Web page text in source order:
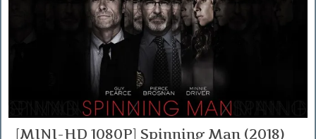
[MINI-HD 1080P] Spinning Man (2018)